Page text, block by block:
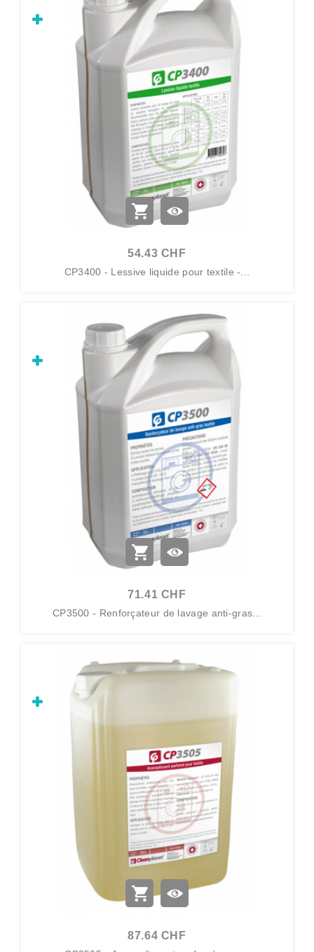
54.43 CHF
CP3400 - Lessive liquide pour textile -...
71.41 CHF
CP3500 - Renforçateur de lavage anti-gras...
87.64 CHF